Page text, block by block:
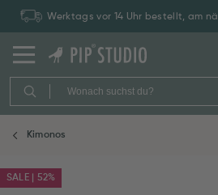
Werktags vor 14 Uhr bestellt, am
Kimonos
SALE | 52%